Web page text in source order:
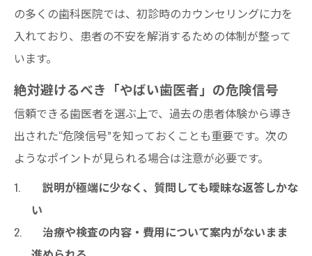
の多くの歯科医院では、初診時のカウンセリングに力を
入れており、患者の不安を解消するための体制が整って
います。
絶対避けるべき「やばい歯医者」の危険信号
信頼できる歯医者を選ぶ上で、過去の患者体験から導き
出された“危険信号”を知っておくことも重要です。次の
ようなポイントが見られる場合は注意が必要です。
説明が極端に少なく、質問しても曖昧な返答しかな
い
治療や検査の内容・費用について案内がないまま